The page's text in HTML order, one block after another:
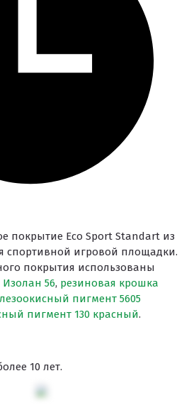
покрытие Eco Sport Standart из
спортивной игровой площадки.
покрытия использованы
Изолан 56, резиновая крошка
пигмент 5605
пигмент 130 красный.
10 лет.